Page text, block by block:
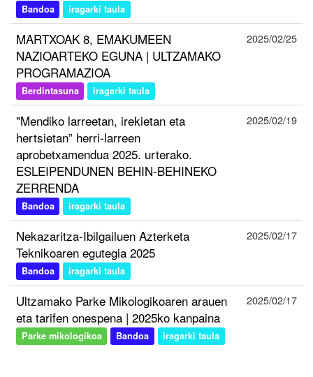
Bandoa iragarki taula
MARTXOAK 8, EMAKUMEEN
NAZIOARTEKO EGUNA | ULTZAMAKO
PROGRAMAZIOA
Berdintasuna iragarki taula
2025/02/25
"Mendiko larreetan, irekietan eta
hertsietan” herri-larreen
aprobetxamendua 2025. urterako.
ESLEIPENDUNEN BEHIN-BEHINEKO
ZERRENDA
Bandoa iragarki taula
2025/02/19
Nekazaritza-Ibilgailuen Azterketa
Teknikoaren egutegia 2025
Bandoa iragarki taula
2025/02/17
Ultzamako Parke Mikologikoaren arauen
eta tarifen onespena | 2025ko kanpaina
Parke mikologikoa Bandoa iragarki taula
2025/02/17